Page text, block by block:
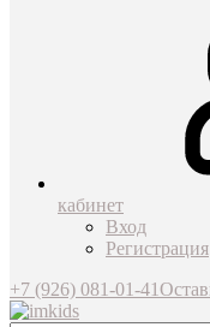
кабинет
Вход
Регистрация
+7 (926) 081-01-41